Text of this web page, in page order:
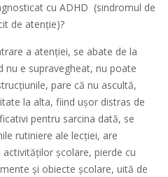
cu ADHD (sindromul de
de atenție)?
a atenţiei, se abate de la
nu e supravegheat, nu poate
pare că nu ascultă,
la alta, fiind ușor distras de
pentru sarcina dată, se
rutiniere ale lecției, are
școlare, pierde cu
și obiecte școlare, uită de